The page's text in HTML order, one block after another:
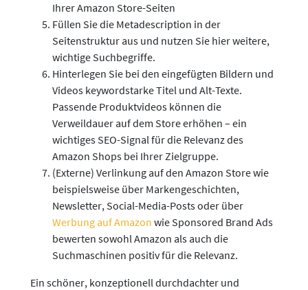
Ihrer Amazon Store-Seiten
Füllen Sie die Metadescription in der
Seitenstruktur aus und nutzen Sie hier weitere,
wichtige Suchbegriffe.
Hinterlegen Sie bei den eingefügten Bildern und
Videos keywordstarke Titel und Alt-Texte.
Passende Produktvideos können die
Verweildauer auf dem Store erhöhen – ein
wichtiges SEO-Signal für die Relevanz des
Amazon Shops bei Ihrer Zielgruppe.
(Externe) Verlinkung auf den Amazon Store wie
beispielsweise über Markengeschichten,
Newsletter, Social-Media-Posts oder über
Werbung auf Amazon wie Sponsored Brand Ads
bewerten sowohl Amazon als auch die
Suchmaschinen positiv für die Relevanz.
Ein schöner, konzeptionell durchdachter und